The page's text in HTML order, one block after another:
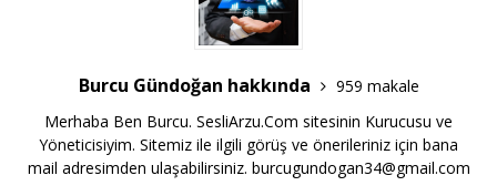
Burcu Gündoğan hakkında
959 makale
Merhaba Ben Burcu. SesliArzu.Com sitesinin Kurucusu ve
Yöneticisiyim. Sitemiz ile ilgili görüş ve önerileriniz için bana
mail adresimden ulaşabilirsiniz. burcugundogan34@gmail.com